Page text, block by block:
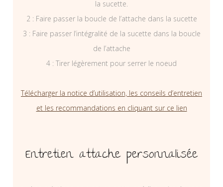
la sucette.
2 : Faire passer la boucle de l’attache dans la sucette
3 : Faire passer l’intégralité de la sucette dans la boucle
de l’attache
4 : Tirer légèrement pour serrer le noeud
Télécharger la notice d’utilisation, les conseils d’entretien
et les recommandations en cliquant sur ce lien
Entretien attache personnalisée